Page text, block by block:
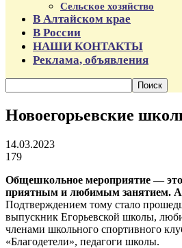
Сельское хозяйство
В Алтайском крае
В России
НАШИ КОНТАКТЫ
Реклама, объявления
Новоегорьевские
14.03.2023
179
Общешкольное мероприятие — это
приятным и любимым занятием. А
Подтверждением тому стало
выпускник Егорьевской школы,
членами школьного спортивного
«Благодетели», педагоги школы.